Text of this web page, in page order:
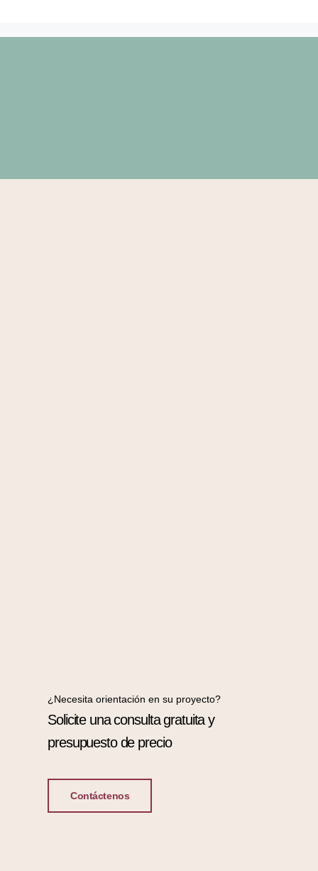
¿Necesita orientación en su proyecto?
Solicite una consulta gratuita y
presupuesto de precio
Contáctenos